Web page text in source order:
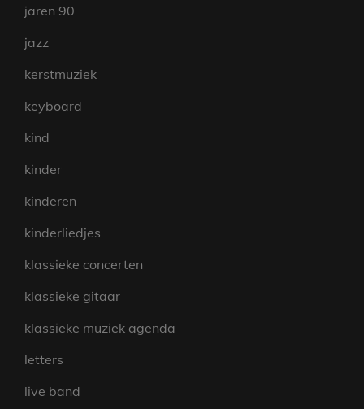
jaren 90
jazz
kerstmuziek
keyboard
kind
kinder
kinderen
kinderliedjes
klassieke concerten
klassieke gitaar
klassieke muziek agenda
letters
live band